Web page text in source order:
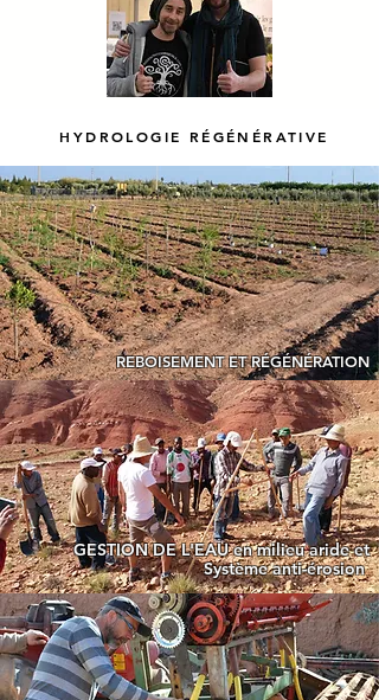
HYDROLOGIE RÉGÉNÉRATIVE
REBOISEMENT ET RÉGÉNÉRATION
GESTION DE L'EAU en milieu aride et
Système anti-érosion